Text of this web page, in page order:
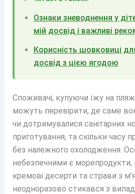
Ознаки зневоднення у
мій досвід і важливі
Корисність шовковиці
досвід з цією ягодою
Споживачі, купуючи їжу на
можуть перевірити, де саме
чи дотримувалися санітарних
приготування, та скільки часу
без належного охолодження.
небезпечними є морепродукти,
кремові десерти та страви з
неодноразово стикався з